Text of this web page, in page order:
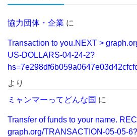
協力団体・企業 に
Transaction to you.NEXT >
US-DOLLARS-04-24-2?
より
ミャンマーってどんな国 に
Transfer of funds to your name.
graph.org/TRANSACTION-05-05-6?